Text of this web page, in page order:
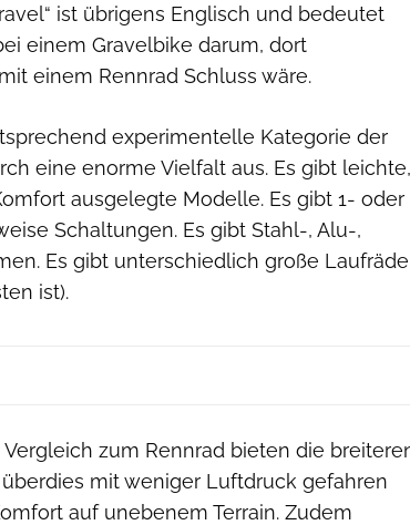
ist übrigens Englisch und bedeutet
einem Gravelbike darum, dort
einem Rennrad Schluss wäre.
experimentelle Kategorie der
eine enorme Vielfalt aus. Es gibt leichte,
ausgelegte Modelle. Es gibt 1- oder
Schaltungen. Es gibt Stahl-, Alu-,
Es gibt unterschiedlich große
ist).
zum Rennrad bieten die
mit weniger Luftdruck gefahren
auf unebenem Terrain. Zudem